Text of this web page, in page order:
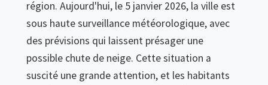
région. Aujourd'hui, le 5 janvier 2026, la ville est
sous haute surveillance météorologique, avec
des prévisions qui laissent présager une
possible chute de neige. Cette situation a
suscité une grande attention, et les habitants